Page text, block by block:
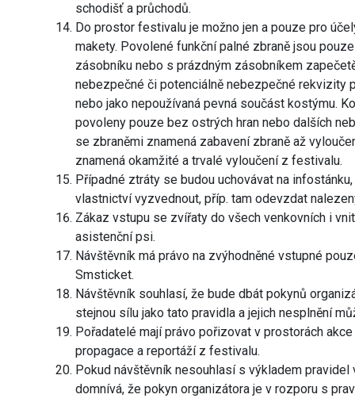
schodišť a průchodů.
Do prostor festivalu je možno jen a pouze pro
makety. Povolené funkční palné zbraně jsou
zásobníku nebo s prázdným zásobníkem
nebezpečné či potenciálně nebezpečné rekvizity
nebo jako nepoužívaná pevná součást kostýmu.
povoleny pouze bez ostrých hran nebo dalších
se zbraněmi znamená zabavení zbraně až
znamená okamžité a trvalé vyloučení z festivalu.
Případné ztráty se budou uchovávat na
vlastnictví vyzvednout, příp. tam odevzdat
Zákaz vstupu se zvířaty do všech venkovních i
asistenční psi.
Návštěvník má právo na zvýhodněné vstupné
Smsticket.
Návštěvník souhlasí, že bude dbát pokynů
stejnou sílu jako tato pravidla a jejich nesplnění
Pořadatelé mají právo pořizovat v prostorách
propagace a reportáží z festivalu.
Pokud návštěvník nesouhlasí s výkladem pravidel
domnívá, že pokyn organizátora je v rozporu s